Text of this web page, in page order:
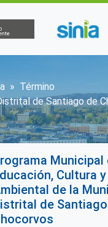
enlaces de
Término
de Santiago de
Municipal
Cultura
de la
de